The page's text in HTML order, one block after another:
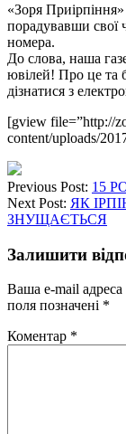
«Зоря Приірпіння»
порадувавши свої
номера.
До слова, наша
ювілей! Про це та
дізнатися з
[gview file=”http://
content/uploads/
Previous Post: 15
Next Post: ЯК
ЗНУЩАЄТЬСЯ
Залишити
Ваша e-mail
поля позначені *
Коментар *